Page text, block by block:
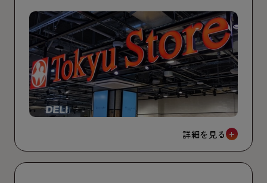
詳細を見る